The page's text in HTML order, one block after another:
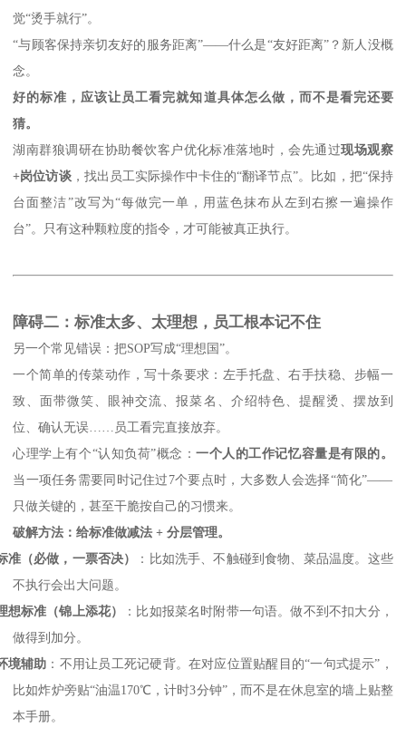
觉“烫手就行”。
“与顾客保持亲切友好的服务距离”——什么是“友好距离”？新人没概
念。
好的标准，应该让员工看完就知道具体怎么做，而不是看完还要
猜。
湖南群狼调研在协助餐饮客户优化标准落地时，会先通过现场观察
+岗位访谈，找出员工实际操作中卡住的“翻译节点”。比如，把“保持
台面整洁”改写为“每做完一单，用蓝色抹布从左到右擦一遍操作
台”。只有这种颗粒度的指令，才可能被真正执行。
障碍二：标准太多、太理想，员工根本记不住
另一个常见错误：把SOP写成“理想国”。
一个简单的传菜动作，写十条要求：左手托盘、右手扶稳、步幅一
致、面带微笑、眼神交流、报菜名、介绍特色、提醒烫、摆放到
位、确认无误 ……员工看完直接放弃。
心理学上有个“认知负荷”概念：一个人的工作记忆容量是有限的。
当一项任务需要同时记住过7个要点时，大多数人会选择“简化”——
只做关键的，甚至干脆按自己的习惯来。
破解方法：给标准做减法 + 分层管理。
准（必做，一票否决）
：比如洗手、不触碰到食物、菜品温度。这些
不执行会出大问题。
想标准（锦上添花）
：比如报菜名时附带一句语。做不到不扣大分，
做得到加分。
境辅助 ：不用让员工死记硬背。在对应位置贴醒目的“一句式提示”，
比如炸炉旁贴“油温170℃，计时3分钟”，而不是在休息室的墙上贴整
本手册。